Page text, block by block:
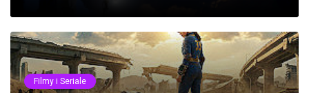
Filmy i Seriale